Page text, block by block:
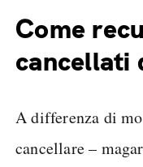
Come
cancellati
A differenza di
cancellare –